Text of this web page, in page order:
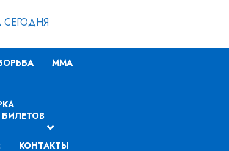
MMA
КОНТАКТЫ